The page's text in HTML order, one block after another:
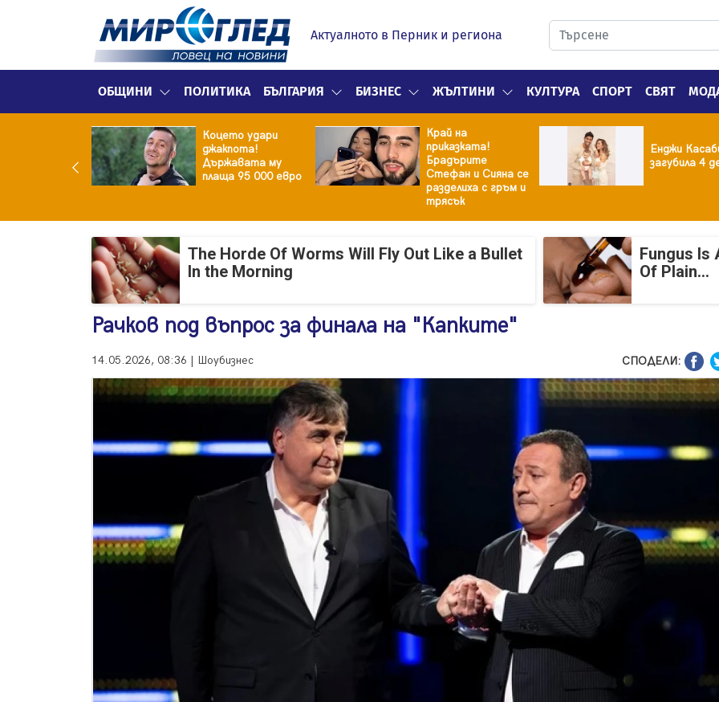
Актуалното в Перник и региона
ОБЩИНИ ПОЛИТИКА БЪЛГАРИЯ БИЗНЕС ЖЪЛТИНИ КУЛТУРА СПОРТ СВЯТ
Коцето удари
джакпота!
Държавата му
плаща 95 000 евро
Край на
приказката!
Брадърите
Стефан и Сияна се
разделиха с гръм и
трясък
Енджи
загубила 4
The Horde Of Worms Will Fly Out Like a Bullet
In the Morning
Fungus Is
Of Plain...
Рачков под въпрос за финала на "Капките"
14.05.2026, 08:36 | Шоубизнес СПОДЕЛИ: